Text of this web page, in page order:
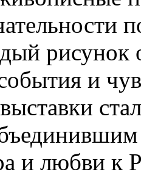
рисунок
и
и любви к